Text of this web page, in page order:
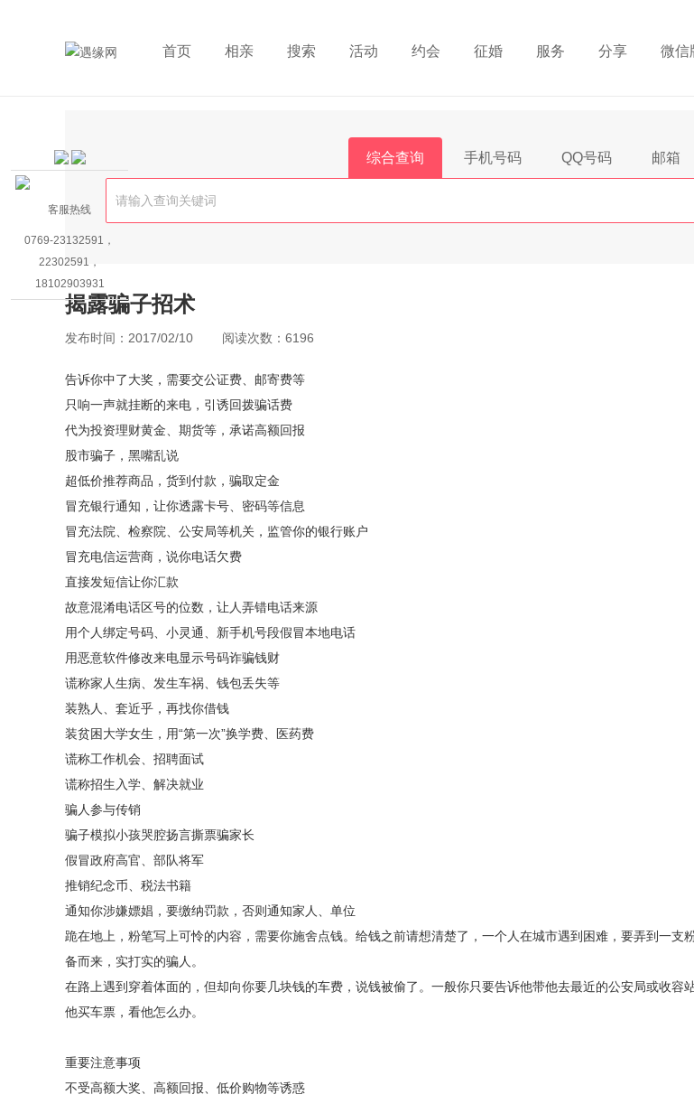
首页 相亲 搜索 活动 约会 征婚 服务 分享 微信
综合查询 手机号码 QQ号码 邮箱
揭露骗子招术
发布时间： 2017/02/10 阅读次数： 6196
告诉你中了大奖，需要交公证费、邮寄费等
只响一声就挂断的来电，引诱回拨骗话费
代为投资理财黄金、期货等，承诺高额回报
股市骗子，黑嘴乱说
超低价推荐商品，货到付款，骗取定金
冒充银行通知，让你透露卡号、密码等信息
冒充法院、检察院、公安局等机关，监管你的银行账户
冒充电信运营商，说你电话欠费
直接发短信让你汇款
故意混淆电话区号的位数，让人弄错电话来源
用个人绑定号码、小灵通、新手机号段假冒本地电话
用恶意软件修改来电显示号码诈骗钱财
谎称家人生病、发生车祸、钱包丢失等
装熟人、套近乎，再找你借钱
装贫困大学女生，用“第一次”换学费、医药费
谎称工作机会、招聘面试
谎称招生入学、解决就业
骗人参与传销
骗子模拟小孩哭腔扬言撕票骗家长
假冒政府高官、部队将军
推销纪念币、税法书籍
通知你涉嫌嫖娼，要缴纳罚款，否则通知家人、单位
跪在地上，粉笔写上可怜的内容，需要你施舍点钱。给钱之前请想清楚了，一个人在城市遇到困难，要弄到一支
备而来，实打实的骗人。
在路上遇到穿着体面的，但却向你要几块钱的车费，说钱被偷了。一般你只要告诉他带他去最近的公安局或收容
他买车票，看他怎么办。
重要注意事项
不受高额大奖、高额回报、低价购物等诱惑
客服热线
0769-23132591，
22302591，
18102903931